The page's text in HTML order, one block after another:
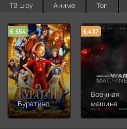
ТВ шоу Аниме Топ
6.654
Буратино
6.437
Военная
машина